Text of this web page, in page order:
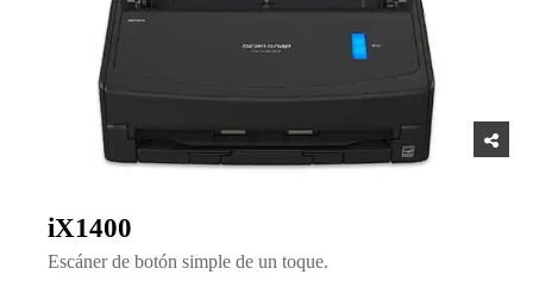
iX1400
Escáner de botón simple de un toque.